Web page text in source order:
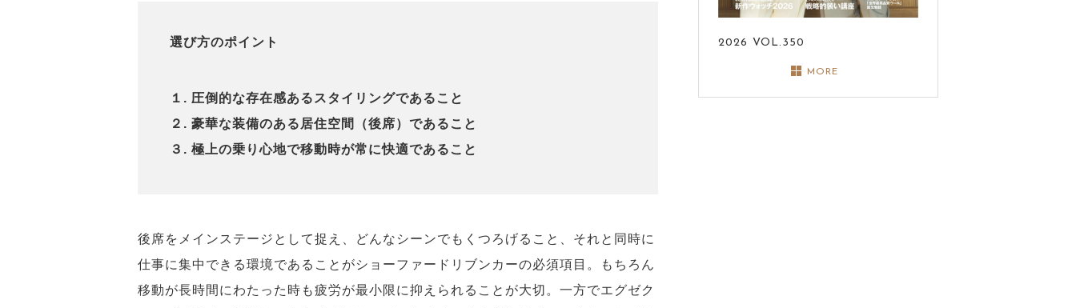
選び方のポイント
１. 圧倒的な存在感あるスタイリングであること
２. 豪華な装備のある居住空間（後席）であること
３. 極上の乗り心地で移動時が常に快適であること
後席をメインステージとして捉え、どんなシーンでもくつろげること、それと同時に
仕事に集中できる環境であることがショーファードリブンカーの必須項目。もちろん
移動が長時間にわたった時も疲労が最小限に抑えられることが大切。一方でエグゼク
2026 VOL.350
MORE